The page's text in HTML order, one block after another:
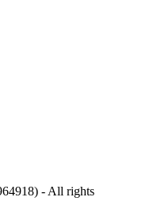
- All rights